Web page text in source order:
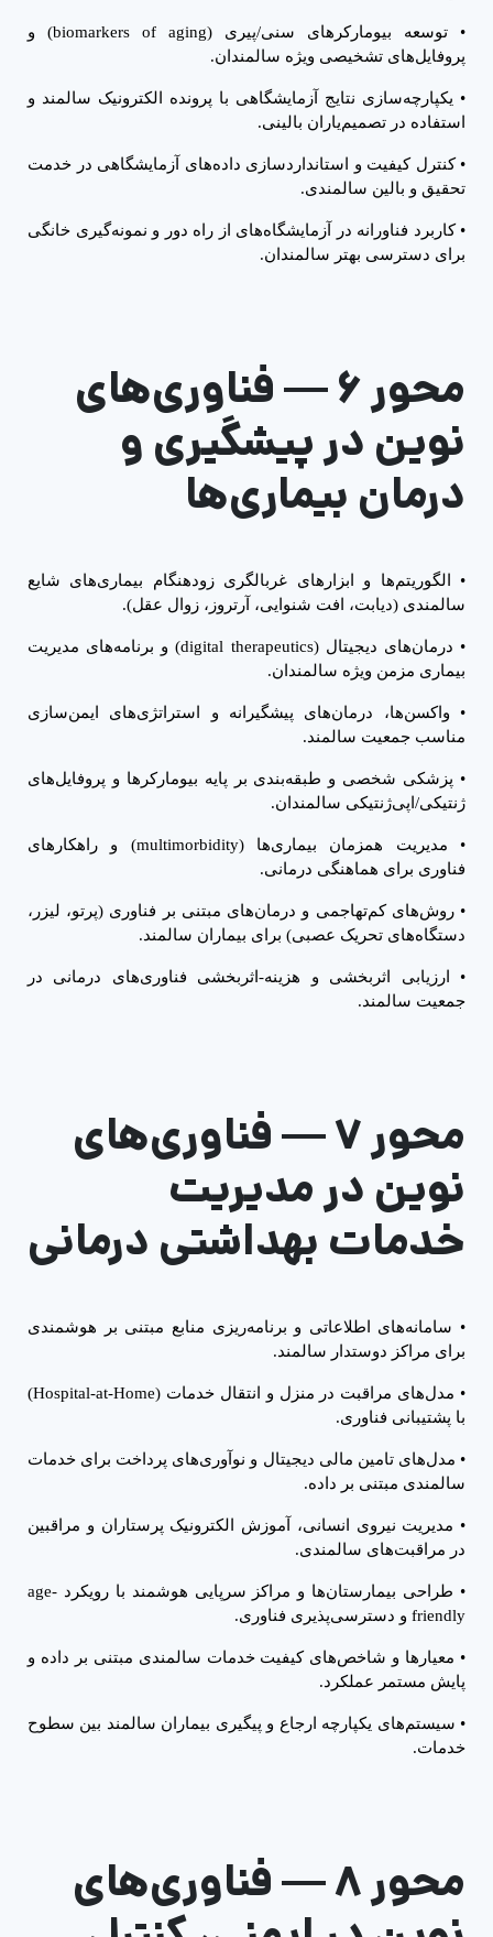
• توسعه بیومارکرهای سنی/پیری (biomarkers of aging) و
پروفایل‌های تشخیصی ویژه سالمندان.
• یکپارچه‌سازی نتایج آزمایشگاهی با پرونده الکترونیک سالمند و
استفاده در تصمیم‌یاران بالینی.
• کنترل کیفیت و استانداردسازی داده‌های آزمایشگاهی در خدمت
تحقیق و بالین سالمندی.
• کاربرد فناورانه در آزمایشگاه‌های از راه دور و نمونه‌گیری خانگی
برای دسترسی بهتر سالمندان.
محور ۶ —فناوری‌های
نوین در پیشگیری و
درمان بیماری‌ها
• الگوریتم‌ها و ابزارهای غربالگری زودهنگام بیماری‌های شایع
سالمندی (دیابت، افت شنوایی، آرتروز، زوال عقل).
• درمان‌های دیجیتال (digital therapeutics) و برنامه‌های مدیریت
بیماری مزمن ویژه سالمندان.
• واکسن‌ها، درمان‌های پیشگیرانه و استراتژی‌های ایمن‌سازی
مناسب جمعیت سالمند.
• پزشکی شخصی و طبقه‌بندی بر پایه بیومارکرها و پروفایل‌های
ژنتیکی/اپی‌ژنتیکی سالمندان.
• مدیریت همزمان بیماری‌ها (multimorbidity) و راهکارهای
فناوری برای هماهنگی درمانی.
• روش‌های کم‌تهاجمی و درمان‌های مبتنی بر فناوری (پرتو، لیزر،
دستگاه‌های تحریک عصبی) برای بیماران سالمند.
• ارزیابی اثربخشی و هزینه-اثربخشی فناوری‌های درمانی در
جمعیت سالمند.
محور ۷ —فناوری‌های
نوین در مدیریت
خدمات بهداشتی درمانی
• سامانه‌های اطلاعاتی و برنامه‌ریزی منابع مبتنی بر هوشمندی
برای مراکز دوستدار سالمند.
• مدل‌های مراقبت در منزل و انتقال خدمات (Hospital-at-Home
)
با پشتیبانی فناوری.
• مدل‌های تامین مالی دیجیتال و نوآوری‌های پرداخت برای خدمات
سالمندی مبتنی بر داده.
• مدیریت نیروی انسانی، آموزش الکترونیک پرستاران و مراقبین
در مراقبت‌های سالمندی.
• طراحی بیمارستان‌ها و مراکز سرپایی هوشمند با رویکرد age-
friendly و دسترسی‌پذیری فناوری.
• معیارها و شاخص‌های کیفیت خدمات سالمندی مبتنی بر داده و
پایش مستمر عملکرد.
• سیستم‌های یکپارچه ارجاع و پیگیری بیماران سالمند بین سطوح
خدمات.
محور ۸ —فناوری‌های